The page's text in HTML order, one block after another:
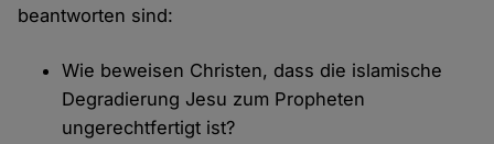
beantworten sind:
Wie beweisen Christen, dass die islamische
Degradierung Jesu zum Propheten
ungerechtfertigt ist?